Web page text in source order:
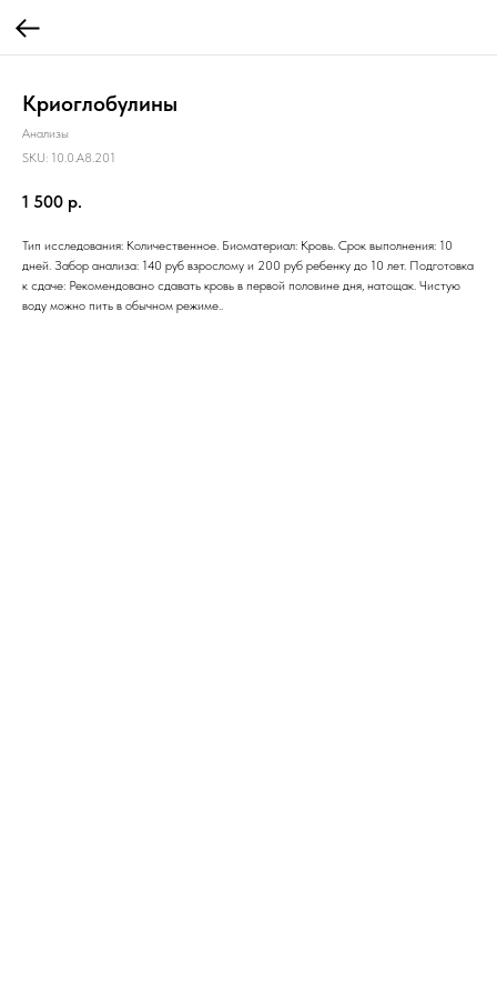
Криоглобулины
Анализы
SKU: 10.0.A8.201
1 500 р.
Тип исследования: Количественное. Биоматериал: Кровь. Срок выполнения: 10
дней. Забор анализа: 140 руб взрослому и 200 руб ребенку до 10 лет. Подготовка
к сдаче: Рекомендовано сдавать кровь в первой половине дня, натощак. Чистую
воду можно пить в обычном режиме..